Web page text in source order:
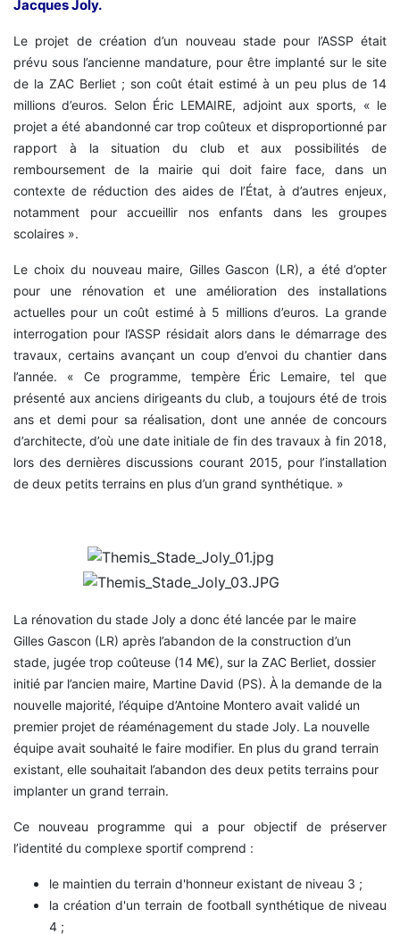
Jacques Joly.
Le projet de création d’un nouveau stade pour l’ASSP était
prévu sous l’ancienne mandature, pour être implanté sur le site
de la ZAC Berliet ; son coût était estimé à un peu plus de 14
millions d’euros. Selon Éric LEMAIRE, adjoint aux sports, « le
projet a été abandonné car trop coûteux et disproportionné par
rapport à la situation du club et aux possibilités de
remboursement de la mairie qui doit faire face, dans un
contexte de réduction des aides de l’État, à d’autres enjeux,
notamment pour accueillir nos enfants dans les groupes
scolaires ».
Le choix du nouveau maire, Gilles Gascon (LR), a été d’opter
pour une rénovation et une amélioration des installations
actuelles pour un coût estimé à 5 millions d’euros. La grande
interrogation pour l’ASSP résidait alors dans le démarrage des
travaux, certains avançant un coup d’envoi du chantier dans
l’année. « Ce programme, tempère Éric Lemaire, tel que
présenté aux anciens dirigeants du club, a toujours été de trois
ans et demi pour sa réalisation, dont une année de concours
d’architecte, d’où une date initiale de fin des travaux à fin 2018,
lors des dernières discussions courant 2015, pour l’installation
de deux petits terrains en plus d’un grand synthétique. »
La rénovation du stade Joly a donc été lancée par le maire
Gilles Gascon (LR) après l’abandon de la construction d’un
stade, jugée trop coûteuse (14 M€), sur la ZAC Berliet, dossier
initié par l’ancien maire, Martine David (PS). À la demande de la
nouvelle majorité, l’équipe d’Antoine Montero avait validé un
premier projet de réaménagement du stade Joly. La nouvelle
équipe avait souhaité le faire modifier. En plus du grand terrain
existant, elle souhaitait l’abandon des deux petits terrains pour
implanter un grand terrain.
Ce nouveau programme qui a pour objectif de préserver
l’identité du complexe sportif comprend :
le maintien du terrain d'honneur existant de niveau 3 ;
la création d'un terrain de football synthétique de niveau
4 ;